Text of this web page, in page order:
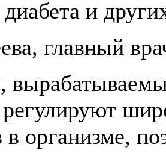
диабета и
главный
в организме,